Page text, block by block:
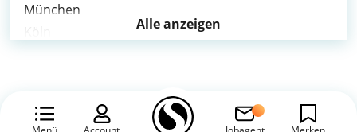
München
Leipzig
Alle anzeigen